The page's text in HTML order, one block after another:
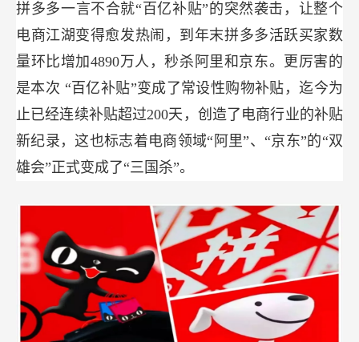
拼多多一言不合就“百亿补贴”的突然袭击，让整个
电商江湖变得愈发热闹，到年末拼多多活跃买家数
量环比增加4890万人，秒杀阿里和京东。更厉害的
是本次 “百亿补贴”变成了常设性购物补贴，迄今为
止已经连续补贴超过200天，创造了电商行业的补贴
新纪录，这也标志着电商领域“阿里”、“京东”的“双
雄会”正式变成了“三国杀”。